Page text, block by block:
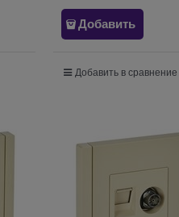
Добавить
Добавить в сравнение